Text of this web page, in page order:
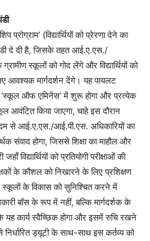
(विद्यार्थियों को प्रेरणा देने का
दे दी है, जिसके तहत आई.ए.एस./
स्कूलों को गोद लेंगे और विद्यार्थियों को
आवश्यक मार्गदर्शन देंगे। यह पायलट
ऑफ एमिनेंस’ में शुरू होगा और प्रत्येक
आवंटित किया जाएगा, चाहे इस दौरान
से आई.ए.एस./आई.पी.एस. अधिकारियों का
संवाद होगा, जिससे शिक्षा का माहौल और
विद्यार्थियों को प्रतियोगी परीक्षाओं की
के कौशल को निखारने के लिए प्रशिक्षण
के विकास को सुनिश्चित करने में
बॉस के रूप में नहीं, बल्कि मार्गदर्शक के
यह कार्य स्वैच्छिक होगा और इसमें रुचि रखने
ड्यूटी के साथ-साथ इस कर्तव्य को